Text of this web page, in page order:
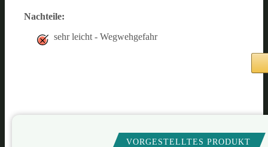
Nachteile:
sehr leicht - Wegwehgefahr
VORGESTELLTES PRODUKT